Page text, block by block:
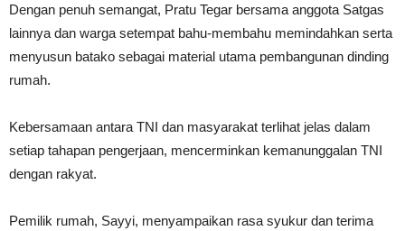
Dengan penuh semangat, Pratu Tegar bersama anggota Satgas
lainnya dan warga setempat bahu-membahu memindahkan serta
menyusun batako sebagai material utama pembangunan dinding
rumah.
Kebersamaan antara TNI dan masyarakat terlihat jelas dalam
setiap tahapan pengerjaan, mencerminkan kemanunggalan TNI
dengan rakyat.
Pemilik rumah, Sayyi, menyampaikan rasa syukur dan terima